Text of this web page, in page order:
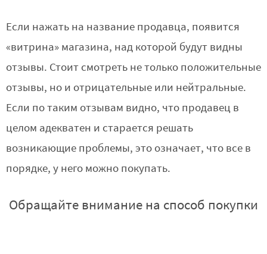
Если нажать на название продавца, появится
«витрина» магазина, над которой будут видны
отзывы. Стоит смотреть не только положительные
отзывы, но и отрицательные или нейтральные.
Если по таким отзывам видно, что продавец в
целом адекватен и старается решать
возникающие проблемы, это означает, что все в
порядке, у него можно покупать.
Обращайте внимание на способ покупки